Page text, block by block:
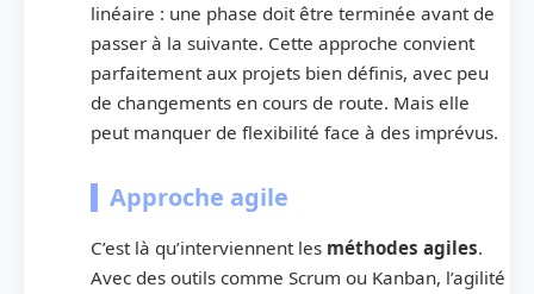
linéaire : une phase doit être terminée avant de
passer à la suivante. Cette approche convient
parfaitement aux projets bien définis, avec peu
de changements en cours de route. Mais elle
peut manquer de flexibilité face à des imprévus.
Approche agile
C’est là qu’interviennent les méthodes agiles.
Avec des outils comme Scrum ou Kanban, l’agilité